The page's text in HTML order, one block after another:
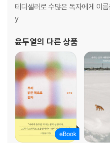
드릴게요 163 / 숲속의 연못 164 /
것 168 / 쓰는 이의 고통이 읽는 이
76 / 무너진 김에 옆으로 넓어지자
게 시작하는 마음 184 / 1분 186 /
떤 꿈 193
제4장 이 이야기의 주인공
이 이야기의 주인공 197 / 사랑은
02 / 첫 사람 203 / 나에게 해주는
아름답고 자연스러운 210 / 미완
테디셀러로 수많은 독자에게 이
y
윤두열의 다른 상품